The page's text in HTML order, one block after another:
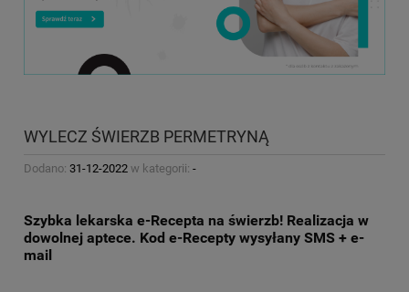
WYLECZ ŚWIERZB PERMETRYNĄ
Dodano: 31-12-2022 w kategorii: -
Szybka lekarska e-Recepta na świerzb! Realizacja w
dowolnej aptece. Kod e-Recepty wysyłany SMS + e-
mail